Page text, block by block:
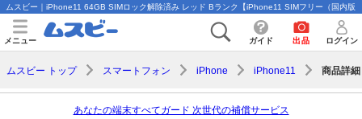
ムスビー｜iPhone11 64GB SIMロック解除済み レッド Bランク【iPhone11 SIMフリー（国内版
メニュー ガイド 出品 ログイン
ムスビー トップ スマートフォン iPhone iPhone11 商品詳細
あなたの端末すべてガード 次世代の補償サービス